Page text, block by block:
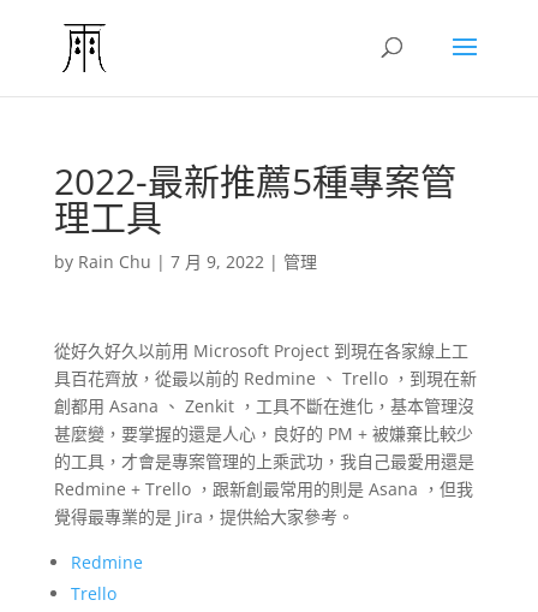
2022-最新推薦5種專案管
理工具
by Rain Chu | 7 月 9, 2022| 管理
從好久好久以前用 Microsoft Project 到現在各家線上工
具百花齊放，從最以前的 Redmine 、 Trello ，到現在新
創都用 Asana 、 Zenkit ，工具不斷在進化，基本管理沒
甚麼變，要掌握的還是人心，良好的 PM + 被嫌棄比較少
的工具，才會是專案管理的上乘武功，我自己最愛用還是
Redmine + Trello ，跟新創最常用的則是 Asana ，但我
覺得最專業的是 Jira，提供給大家參考。
Redmine
Trello